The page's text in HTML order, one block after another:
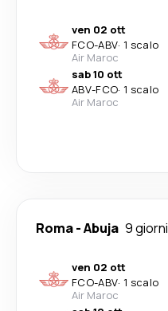
ven 02 ott
FCO-ABV· 1 scalo
Air Maroc
sab 10 ott
ABV-FCO· 1 scalo
Air Maroc
Roma-Abuja 9 giorni
ven 02 ott
FCO-ABV· 1 scalo
Air Maroc